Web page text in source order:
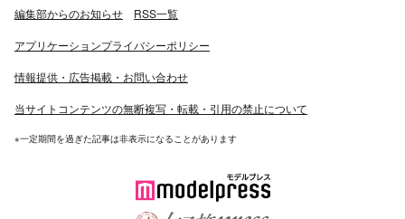
編集部からのお知らせ RSS一覧
アプリケーションプライバシーポリシー
情報提供・広告掲載・お問い合わせ
当サイトコンテンツの無断複写・転載・引用の禁止について
※一定期間を過ぎた記事は非表示になることがあります